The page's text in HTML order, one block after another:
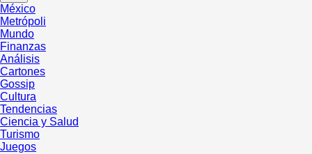
México
Metrópoli
Mundo
Finanzas
Análisis
Cartones
Gossip
Cultura
Tendencias
Ciencia y Salud
Turismo
Juegos